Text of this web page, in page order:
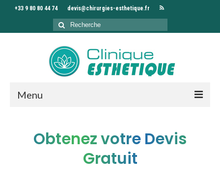
+33 9 80 80 44 74 devis@chirurgies-esthetique.fr
Rechercher
:
Menu
Clinique
Obtenez votre Devis
Gratuit